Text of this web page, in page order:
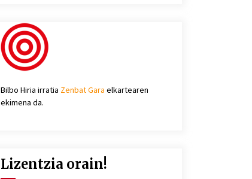
Bilbo Hiria irratia Zenbat Gara elkartearen
ekimena da.
Lizentzia orain!